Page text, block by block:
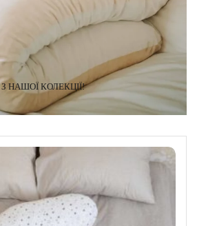
З НАШОЇ КОЛЕКЦІЇ!